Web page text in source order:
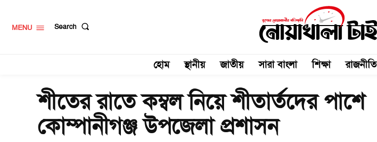
MENU Search
হোম স্থানীয় জাতীয় সারা বাংলা শিক্ষা রাজনীতি
শীতের রাতে কম্বল নিয়ে শীতার্তদের পাশে
কোম্পানীগঞ্জ উপজেলা প্রশাসন